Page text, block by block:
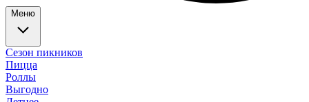
Меню
Сезон пикников
Пицца
Роллы
Выгодно